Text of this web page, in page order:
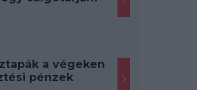
a végeken
pénzek